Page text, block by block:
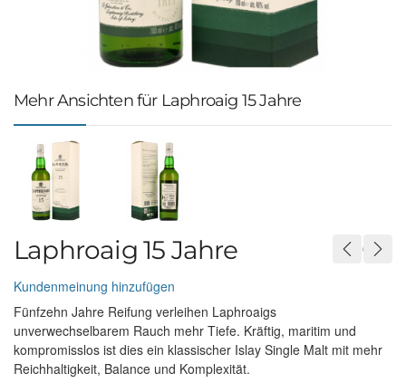
Mehr Ansichten für Laphroaig 15 Jahre
Laphroaig 15 Jahre
Kundenmeinung hinzufügen
Fünfzehn Jahre Reifung verleihen Laphroaigs
unverwechselbarem Rauch mehr Tiefe. Kräftig, maritim und
kompromisslos ist dies ein klassischer Islay Single Malt mit mehr
Reichhaltigkeit, Balance und Komplexität.